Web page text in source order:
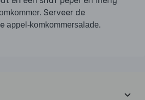
. Serveer de
appel-komkommersalade.